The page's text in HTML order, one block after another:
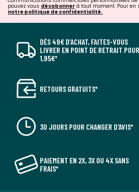
pouvez vous désabonner à tout moment. Pour en
notre politique de confidentialité.
DÈS 49€ D’ACHAT, FAITES-VOUS
LIVRER EN POINT DE RETRAIT POUR
1,95€*
RETOURS GRATUITS*
30 JOURS POUR CHANGER D'AVIS*
PAIEMENT EN 2X, 3X OU 4X SANS
FRAIS*